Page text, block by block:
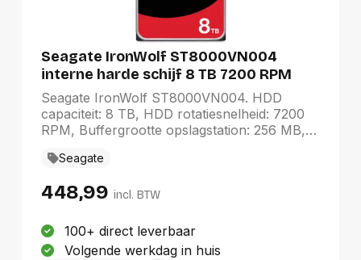
Seagate IronWolf ST8000VN004
interne harde schijf 8 TB 7200 RPM
256 MB 3.5" SATA III
Seagate IronWolf ST8000VN004. HDD
capaciteit: 8 TB, HDD rotatiesnelheid: 7200
RPM, Buffergrootte opslagstation: 256 MB,
Seagate
448,99 incl. BTW
100+ direct leverbaar
Volgende werkdag in huis